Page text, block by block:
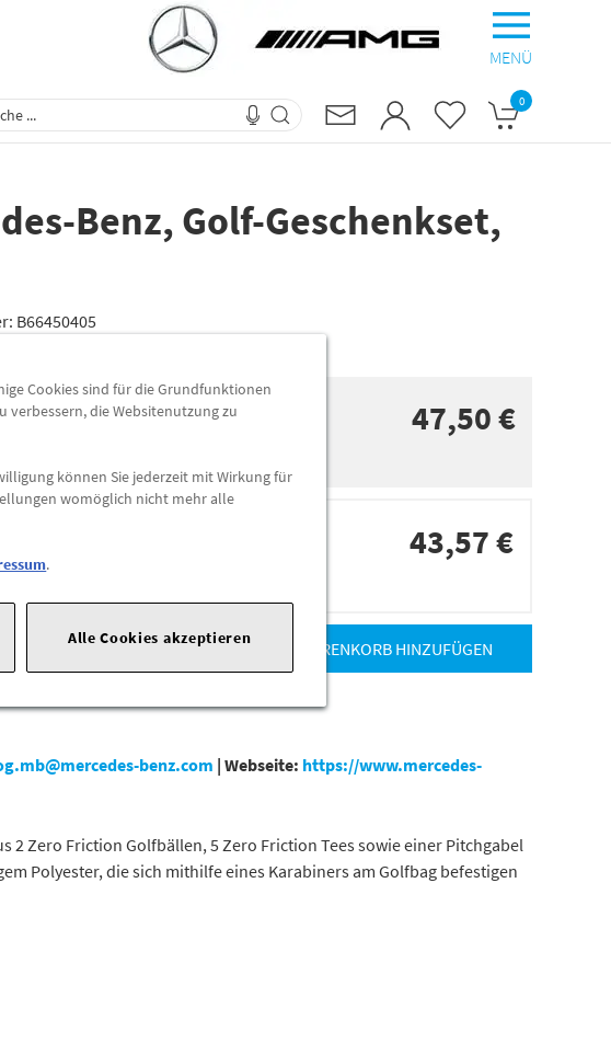
MENÜ
0
Benz, Golf-Geschenkset,
B66450405
47,50 €
19% 43,57 €
ZUM WARENKORB HINZUFÜGEN
benz.com | Webseite: https://www.mercedes-
2 Zero Friction Golfbällen, 5 Zero Friction Tees sowie einer Pitchgabel
Polyester, die sich mithilfe eines Karabiners am Golfbag befestigen
Cookies sind für die Grundfunktionen
die Websitenutzung zu
können Sie jederzeit mit Wirkung für
womöglich nicht mehr alle
.
Alle Cookies akzeptieren